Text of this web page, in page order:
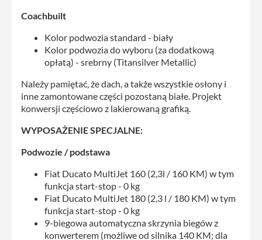
Coachbuilt
Kolor podwozia standard - biały
Kolor podwozia do wyboru (za dodatkową
opłatą) - srebrny (Titansilver Metallic)
Należy pamiętać, że dach, a także wszystkie osłony i
inne zamontowane części pozostaną białe. Projekt
konwersji częściowo z lakierowaną grafiką.
WYPOSAŻENIE SPECJALNE:
Podwozie / podstawa
Fiat Ducato MultiJet 160 (2,3l / 160 KM) w tym
funkcja start-stop - 0 kg
Fiat Ducato MultiJet 180 (2,3 l / 180 KM) w tym
funkcja start-stop - 0 kg
9-biegowa automatyczna skrzynia biegów z
konwerterem (możliwe od silnika 140 KM; dla